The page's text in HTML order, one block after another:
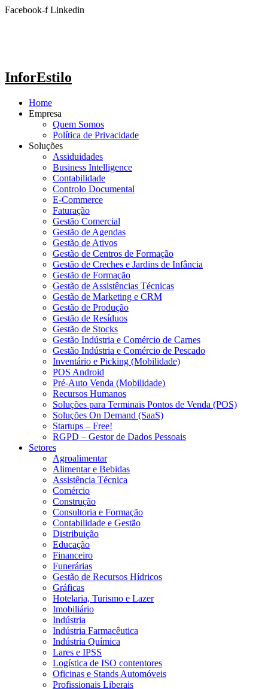
Ir
Facebook-f Linkedin
InforEstilo
Home
Empresa
Quem Somos
Política de Privacidade
Soluções
Assiduidades
Business Intelligence
Contabilidade
Controlo Documental
E-Commerce
Faturação
Gestão Comercial
Gestão de Agendas
Gestão de Ativos
Gestão de Centros de Formação
Gestão de Creches e Jardins de Infância
Gestão de Formação
Gestão de Assistências Técnicas
Gestão de Marketing e CRM
Gestão de Produção
Gestão de Resíduos
Gestão de Stocks
Gestão Indústria e Comércio de Carnes
Gestão Indústria e Comércio de Pescado
Inventário e Picking (Mobilidade)
POS Android
Pré-Auto Venda (Mobilidade)
Recursos Humanos
Soluções para Terminais Pontos de Venda (POS)
Soluções On Demand (SaaS)
Startups – Free!
RGPD – Gestor de Dados Pessoais
Setores
Agroalimentar
Alimentar e Bebidas
Assistência Técnica
Comércio
Construção
Consultoria e Formação
Contabilidade e Gestão
Distribuição
Educação
Financeiro
Funerárias
Gestão de Recursos Hídricos
Gráficas
Hotelaria, Turismo e Lazer
Imobiliário
Indústria
Indústria Farmacêutica
Indústria Química
Lares e IPSS
Logística de ISO contentores
Oficinas e Stands Automóveis
Profissionais Liberais